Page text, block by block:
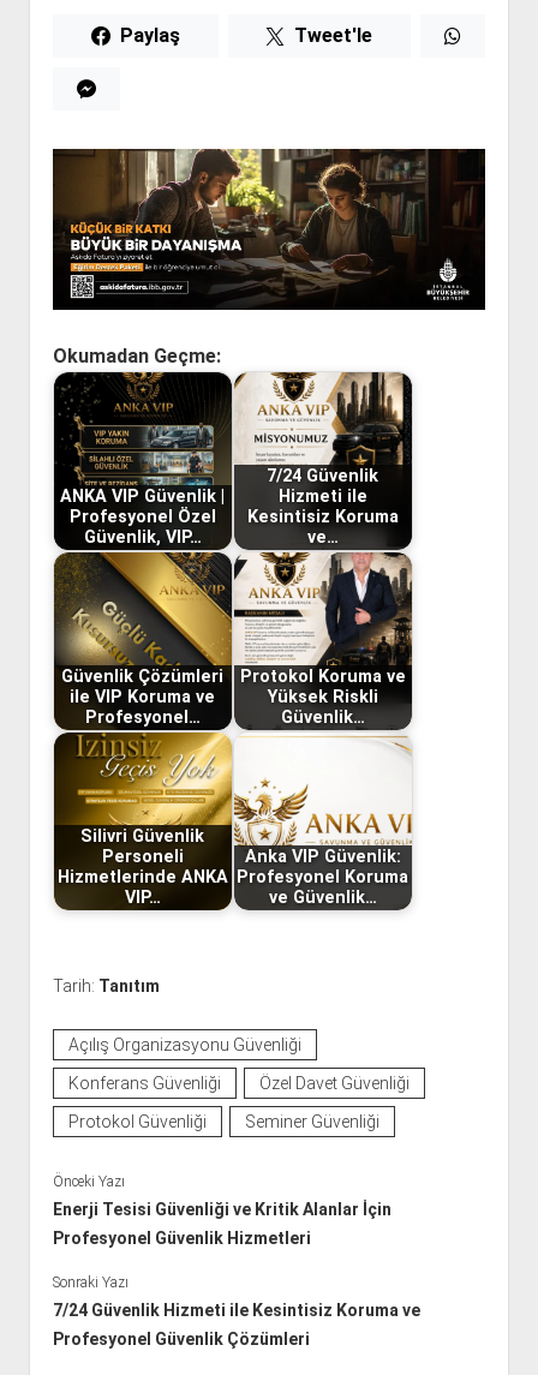
Paylaş Tweet'le
Okumadan Geçme:
ANKA VIP Güvenlik |
Profesyonel Özel
Güvenlik, VIP…
7/24 Güvenlik
Hizmeti ile
Kesintisiz Koruma
ve…
Güvenlik Çözümleri
ile VIP Koruma ve
Profesyonel…
Protokol Koruma ve
Yüksek Riskli
Güvenlik…
Silivri Güvenlik
Personeli
Hizmetlerinde ANKA
VIP…
Anka VIP Güvenlik:
Profesyonel Koruma
ve Güvenlik…
Tarih: Tanıtım
Açılış Organizasyonu Güvenliği
Konferans Güvenliği
Özel Davet Güvenliği
Protokol Güvenliği
Seminer Güvenliği
Önceki Yazı
Enerji Tesisi Güvenliği ve Kritik Alanlar İçin
Profesyonel Güvenlik Hizmetleri
Sonraki Yazı
7/24 Güvenlik Hizmeti ile Kesintisiz Koruma ve
Profesyonel Güvenlik Çözümleri